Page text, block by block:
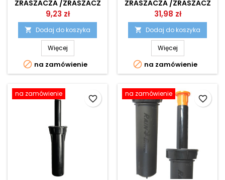
ZRASZACZA /ZRASZACZ
STATYCZNY K-RAIN
9,23 zł
 Dodaj do koszyka
Więcej
 na zamówienie
ZRASZACZA /ZRASZACZ
STATYCZNY HUNTER
31,98 zł
 Dodaj do koszyka
Więcej
 na zamówienie
na zamówienie
favorite_border
na zamówienie
favorite_border